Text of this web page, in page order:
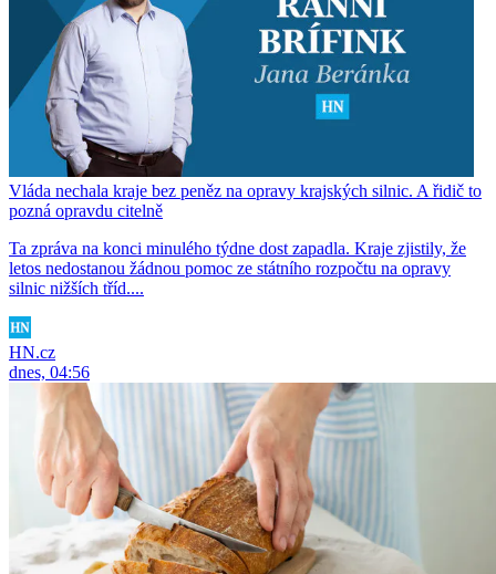
Vláda nechala kraje bez peněz na opravy krajských silnic. A řidič to
pozná opravdu citelně
Ta zpráva na konci minulého týdne dost zapadla. Kraje zjistily, že
letos nedostanou žádnou pomoc ze státního rozpočtu na opravy
silnic nižších tříd....
HN.cz
dnes, 04:56